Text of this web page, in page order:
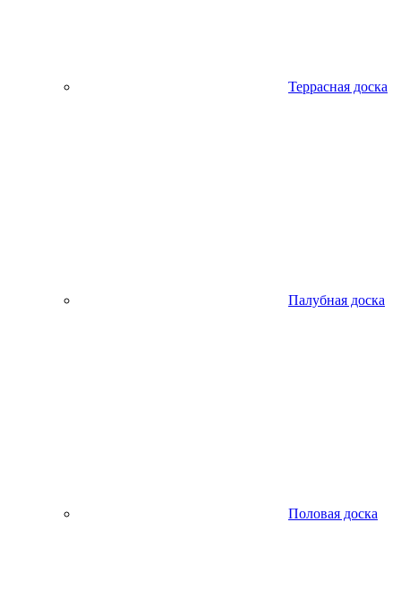
Террасная доска
Палубная доска
Половая доска